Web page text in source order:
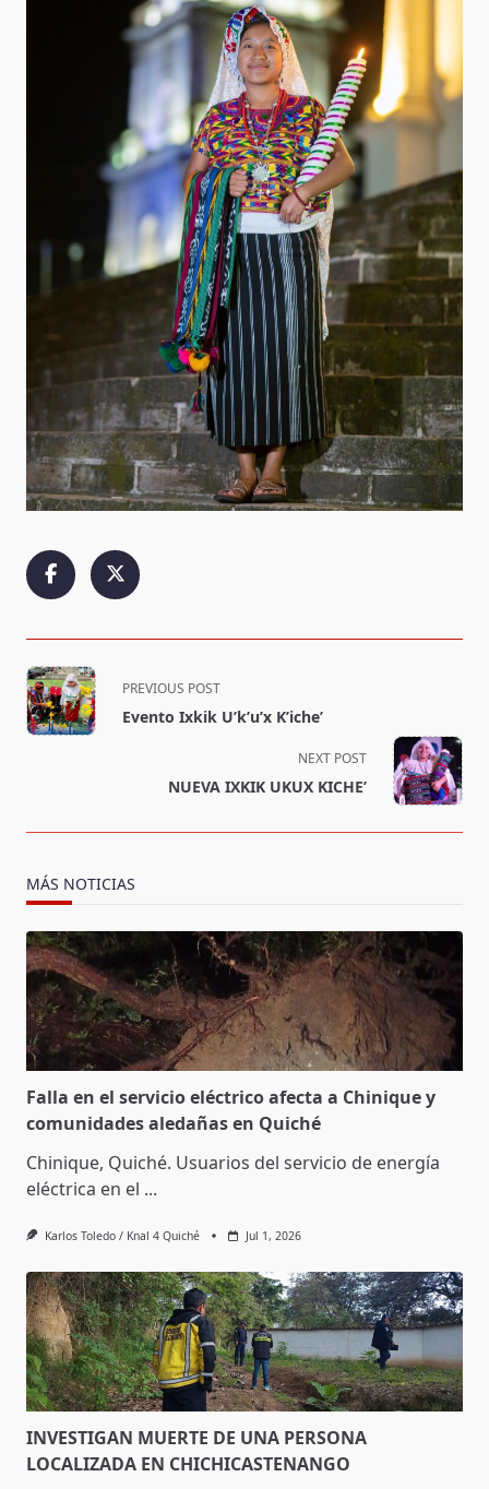
<span
class="nav-
subtitle
PREVIOUS POST
Evento Ixkik U’k’u’x K’iche’
NEXT POST
NUEVA IXKIK UKUX KICHE’
MÁS NOTICIAS
Falla en el servicio eléctrico afecta a Chinique y
comunidades aledañas en Quiché
Chinique, Quiché. Usuarios del servicio de energía
eléctrica en el ...
Karlos Toledo / Knal 4 Quiché Jul 1, 2026
INVESTIGAN MUERTE DE UNA PERSONA
LOCALIZADA EN CHICHICASTENANGO